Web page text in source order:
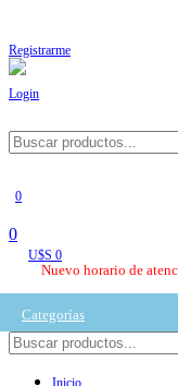
Registrarme
Login
0
0
U$S 0
Nuevo horario de
Categorías
Inicio